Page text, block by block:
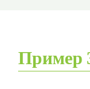
Пример